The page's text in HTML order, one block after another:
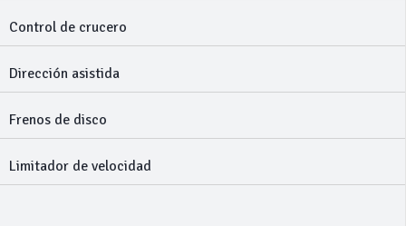
Control de crucero
Dirección asistida
Frenos de disco
Limitador de velocidad